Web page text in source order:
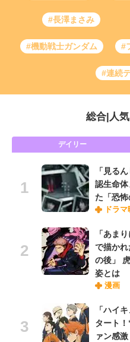
#長澤まさみ
#機動戦士ガンダム #
#連続
総合 人
デイリー
「見る
認生命
た「恐怖
ドラ
「あま
で描か
の後」
姿とは
漫画
「ハイ
タート
ァン感激